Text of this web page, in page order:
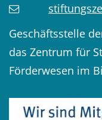
Geschäftsstelle
das Zentrum für
Förderwesen im